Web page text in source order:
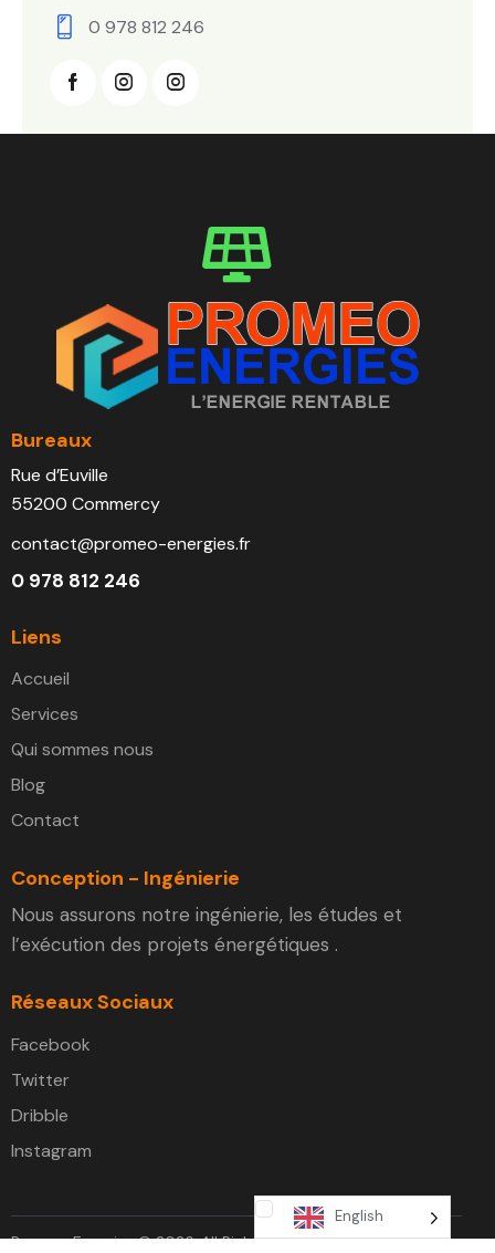
0 978 812 246
Bureaux
Rue d’Euville
55200 Commercy
contact@promeo-energies.fr
0 978 812 246
Liens
Accueil
Services
Qui sommes nous
Blog
Contact
Conception - Ingénierie
Nous assurons notre ingénierie, les études et
l’exécution des projets énergétiques .
Réseaux Sociaux
Facebook
Twitter
Dribble
Instagram
Promeo Energies © 2026. All Rights Reserved.
English